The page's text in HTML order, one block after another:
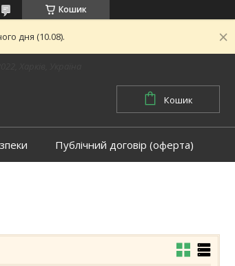
Кошик
дня (10.08).
Кошик
Публічний договір (оферта)